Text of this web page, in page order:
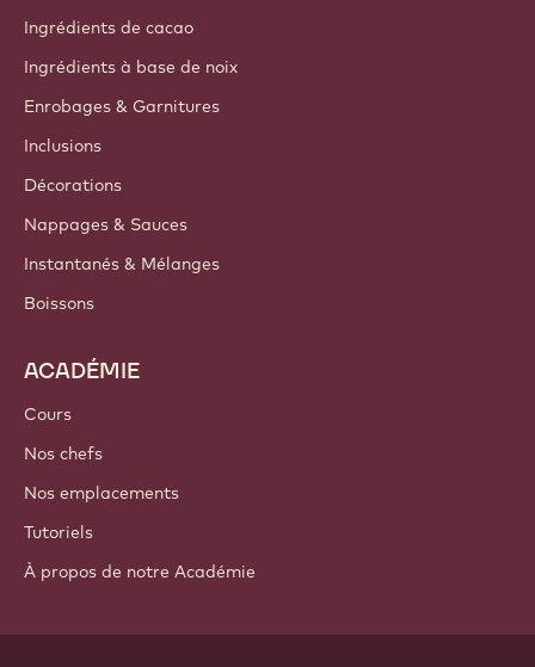
Ingrédients de cacao
Ingrédients à base de noix
Enrobages & Garnitures
Inclusions
Décorations
Nappages & Sauces
Instantanés & Mélanges
Boissons
ACADÉMIE
Cours
Nos chefs
Nos emplacements
Tutoriels
À propos de notre Académie